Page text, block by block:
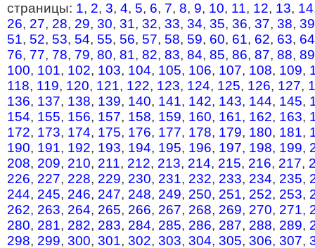
страницы: 1, 2, 3, 4, 5, 6, 7, 8, 9, 10, 11, 12, 13, 14
26, 27, 28, 29, 30, 31, 32, 33, 34, 35, 36, 37, 38, 39
51, 52, 53, 54, 55, 56, 57, 58, 59, 60, 61, 62, 63, 64
76, 77, 78, 79, 80, 81, 82, 83, 84, 85, 86, 87, 88, 89
100, 101, 102, 103, 104, 105, 106, 107, 108, 109,
118, 119, 120, 121, 122, 123, 124, 125, 126, 127,
136, 137, 138, 139, 140, 141, 142, 143, 144, 145,
154, 155, 156, 157, 158, 159, 160, 161, 162, 163,
172, 173, 174, 175, 176, 177, 178, 179, 180, 181,
190, 191, 192, 193, 194, 195, 196, 197, 198, 199,
208, 209, 210, 211, 212, 213, 214, 215, 216, 217,
226, 227, 228, 229, 230, 231, 232, 233, 234, 235,
244, 245, 246, 247, 248, 249, 250, 251, 252, 253,
262, 263, 264, 265, 266, 267, 268, 269, 270, 271,
280, 281, 282, 283, 284, 285, 286, 287, 288, 289,
298, 299, 300, 301, 302, 303, 304, 305, 306, 307,